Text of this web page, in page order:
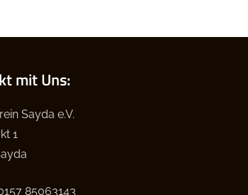
mit Uns:
Sayda e.V.
1
85063143